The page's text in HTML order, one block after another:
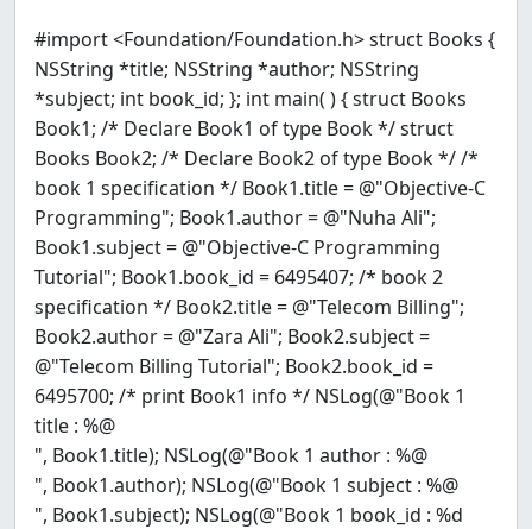
#import <Foundation/Foundation.h> struct Books {
NSString *title; NSString *author; NSString
*subject; int book_id; }; int main( ) { struct Books
Book1; /* Declare Book1 of type Book */ struct
Books Book2; /* Declare Book2 of type Book */ /*
book 1 specification */ Book1.title = @"Objective-C
Programming"; Book1.author = @"Nuha Ali";
Book1.subject = @"Objective-C Programming
Tutorial"; Book1.book_id = 6495407; /* book 2
specification */ Book2.title = @"Telecom Billing";
Book2.author = @"Zara Ali"; Book2.subject =
@"Telecom Billing Tutorial"; Book2.book_id =
6495700; /* print Book1 info */ NSLog(@"Book 1
title : %@
", Book1.title); NSLog(@"Book 1 author : %@
", Book1.author); NSLog(@"Book 1 subject : %@
", Book1.subject); NSLog(@"Book 1 book_id : %d